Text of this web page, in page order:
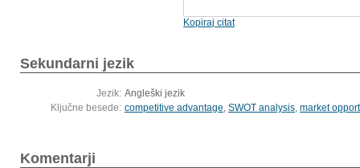
Kopiraj citat
Sekundarni jezik
Jezik: Angleški jezik
Ključne besede: competitive advantage, SWOT analysis, market
Komentarji